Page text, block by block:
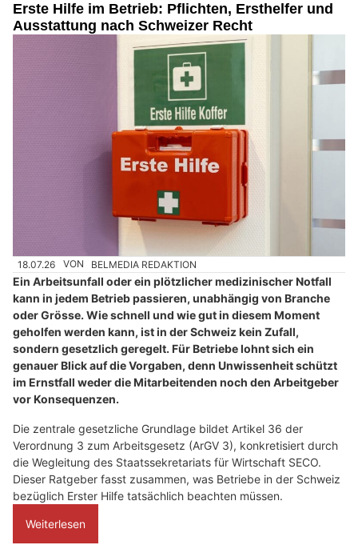
Erste Hilfe im Betrieb: Pflichten, Ersthelfer und
Ausstattung nach Schweizer Recht
18.07.26 VON BELMEDIA REDAKTION
Ein Arbeitsunfall oder ein plötzlicher medizinischer Notfall
kann in jedem Betrieb passieren, unabhängig von Branche
oder Grösse. Wie schnell und wie gut in diesem Moment
geholfen werden kann, ist in der Schweiz kein Zufall,
sondern gesetzlich geregelt. Für Betriebe lohnt sich ein
genauer Blick auf die Vorgaben, denn Unwissenheit schützt
im Ernstfall weder die Mitarbeitenden noch den Arbeitgeber
vor Konsequenzen.
Die zentrale gesetzliche Grundlage bildet Artikel 36 der
Verordnung 3 zum Arbeitsgesetz (ArGV 3), konkretisiert durch
die Wegleitung des Staatssekretariats für Wirtschaft SECO.
Dieser Ratgeber fasst zusammen, was Betriebe in der Schweiz
bezüglich Erster Hilfe tatsächlich beachten müssen.
Weiterlesen